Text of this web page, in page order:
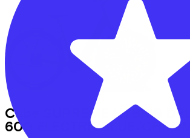
Cube
SUPREME HYBRID
600 ELECTRICBLUE/